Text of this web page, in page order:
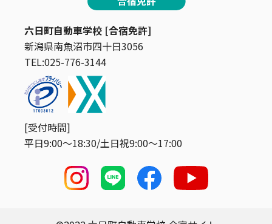
六日町自動車学校 [合宿免許]
新潟県南魚沼市四十日3056
TEL:025-776-3144
[受付時間]
平日9:00〜18:30/土日祝9:00〜17:00